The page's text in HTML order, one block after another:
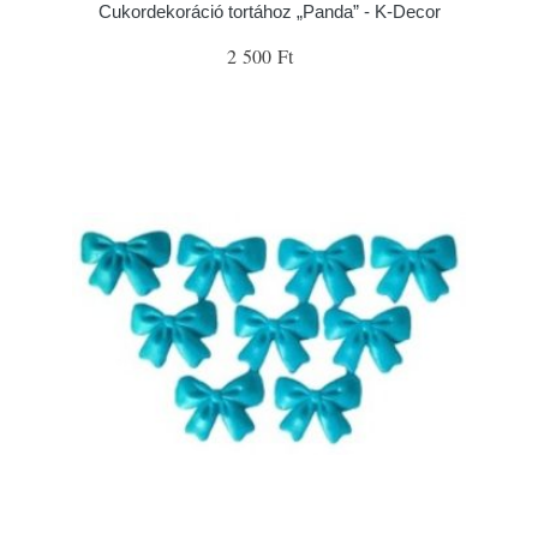
Cukordekoráció tortához „Panda” - K-Decor
2 500 Ft